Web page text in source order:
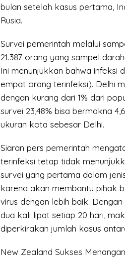
bulan setelah kasus pertama,
Rusia.
Survei pemerintah melalui
21.387 orang yang sampel
Ini menunjukkan bahwa infeksi
empat orang terinfeksi). Delhi
dengan kurang dari 1% dari
survei 23,48% bisa bermakna
ukuran kota sebesar Delhi.
Siaran pers pemerintah
terinfeksi tetap tidak
survei yang pertama dalam
karena akan membantu pihak
virus dengan lebih baik.
dua kali lipat setiap 20 hari,
diperkirakan jumlah kasus
New Zealand Sukses